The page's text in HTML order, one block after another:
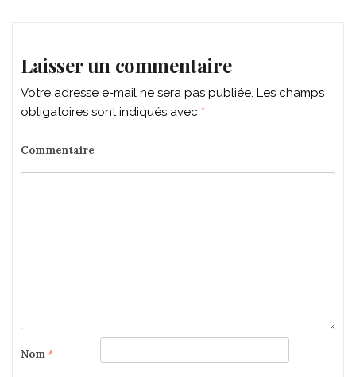
Laisser un commentaire
Votre adresse e-mail ne sera pas publiée. Les champs
obligatoires sont indiqués avec *
Commentaire
Nom *